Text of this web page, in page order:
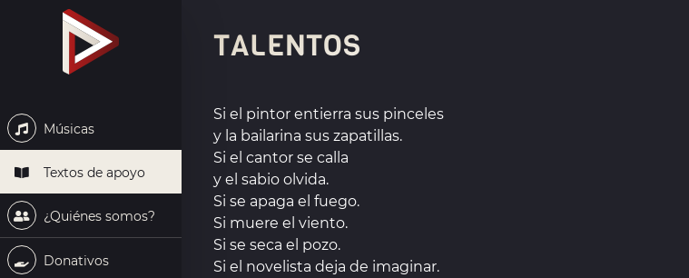
Músicas
Textos de apoyo
¿Quiénes somos?
Donativos
TALENTOS
Si el pintor entierra sus pinceles
y la bailarina sus zapatillas.
Si el cantor se calla
y el sabio olvida.
Si se apaga el fuego.
Si muere el viento.
Si se seca el pozo.
Si el novelista deja de imaginar.